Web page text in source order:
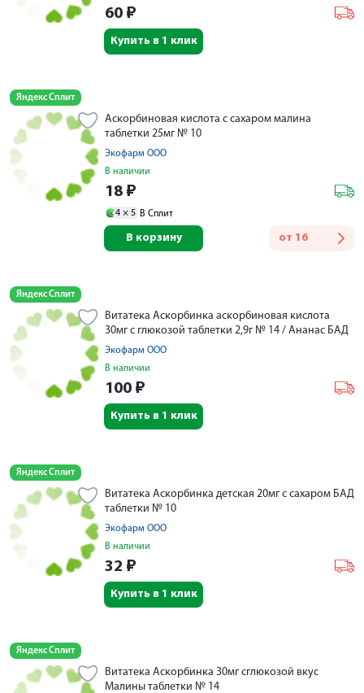
60 ₽
Купить в 1 клик
Яндекс Сплит
Аскорбиновая кислота с сахаром малина
таблетки 25мг № 10
Экофарм ООО
В наличии
18 ₽
4 × 5 В Сплит
от 16
В корзину
Яндекс Сплит
Витатека Аскорбинка аскорбиновая кислота
30мг с глюкозой таблетки 2,9г № 14 / Ананас БАД
Экофарм ООО
В наличии
100 ₽
Купить в 1 клик
Яндекс Сплит
Витатека Аскорбинка детская 20мг с сахаром БАД
таблетки № 10
Экофарм ООО
В наличии
32 ₽
Купить в 1 клик
Яндекс Сплит
Витатека Аскорбинка 30мг сглюкозой вкус
Малины таблетки № 14